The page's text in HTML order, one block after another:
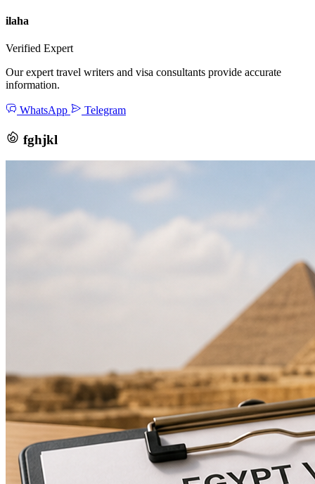
ilaha
Verified Expert
Our expert travel writers and visa consultants provide accurate
information.
WhatsApp Telegram
fghjkl